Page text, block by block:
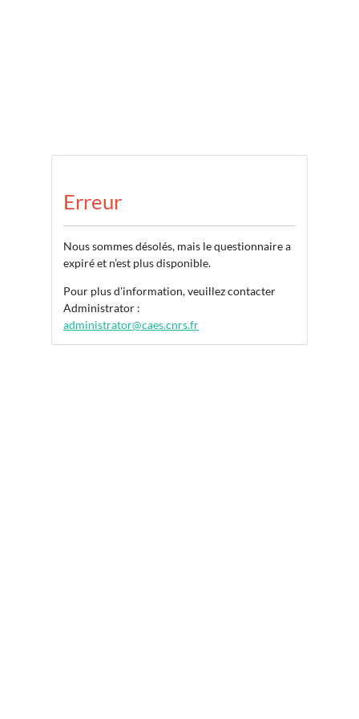
Erreur
Nous sommes désolés, mais le questionnaire a
expiré et n’est plus disponible.
Pour plus d'information, veuillez contacter
Administrator :
administrator@caes.cnrs.fr